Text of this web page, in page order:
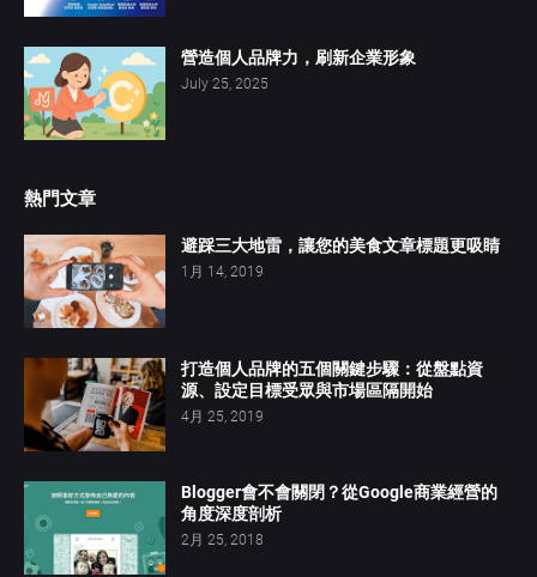
營造個人品牌力，刷新企業形象
July 25, 2025
熱門文章
避踩三大地雷，讓您的美食文章標題更吸睛
1月 14, 2019
打造個人品牌的五個關鍵步驟：從盤點資
源、設定目標受眾與市場區隔開始
4月 25, 2019
Blogger會不會關閉？從Google商業經營的
角度深度剖析
2月 25, 2018